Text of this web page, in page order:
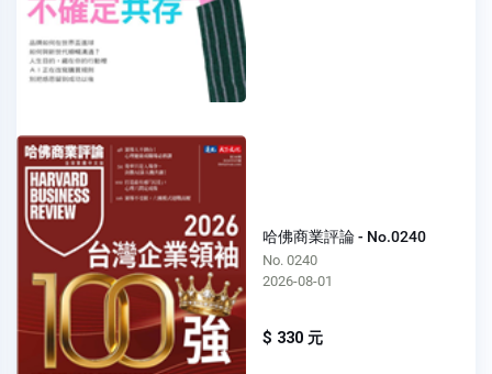
哈佛商業評論 - No.0240
No. 0240
2026-08-01
$ 330 元